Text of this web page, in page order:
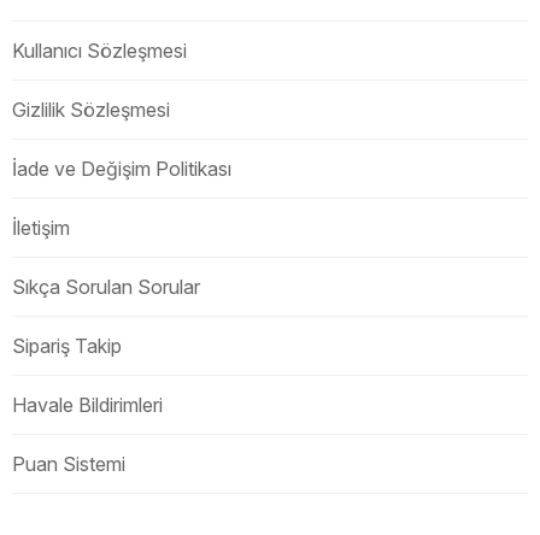
Kullanıcı Sözleşmesi
Gizlilik Sözleşmesi
İade ve Değişim Politikası
İletişim
Sıkça Sorulan Sorular
Sipariş Takip
Havale Bildirimleri
Puan Sistemi